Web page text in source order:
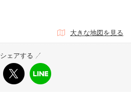
大きな地図を見る
シェアする